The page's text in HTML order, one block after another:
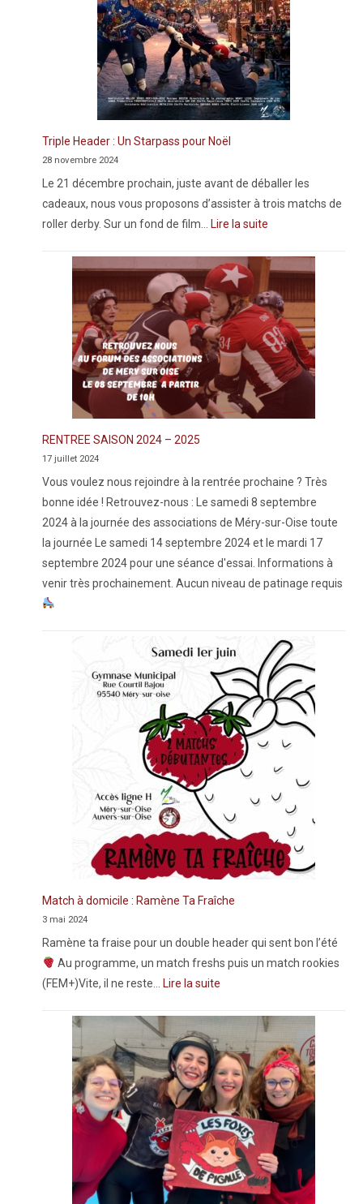
Triple Header : Un Starpass pour Noël
28 novembre 2024
Le 21 décembre prochain, juste avant de déballer les
cadeaux, nous vous proposons d’assister à trois matchs de
roller derby. Sur un fond de film… Lire la suite
RENTREE SAISON 2024 – 2025
17 juillet 2024
Vous voulez nous rejoindre à la rentrée prochaine ? Très
bonne idée ! Retrouvez-nous : Le samedi 8 septembre
2024 à la journée des associations de Méry-sur-Oise toute
la journée Le samedi 14 septembre 2024 et le mardi 17
septembre 2024 pour une séance d'essai. Informations à
venir très prochainement. Aucun niveau de patinage requis
Match à domicile : Ramène Ta Fraîche
3 mai 2024
Ramène ta fraise pour un double header qui sent bon l’été
Au programme, un match freshs puis un match rookies
(FEM+)Vite, il ne reste… Lire la suite